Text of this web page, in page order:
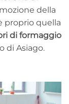
della
proprio quella
di formaggio
di Asiago.